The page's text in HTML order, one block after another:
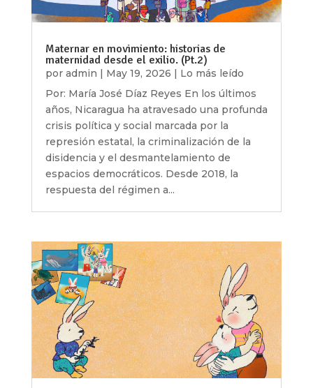
Maternar en movimiento: historias de
maternidad desde el exilio. (Pt.2)
por admin May 19, 2026
Lo más leído
Por: María José Díaz Reyes En los últimos
años, Nicaragua ha atravesado una profunda
crisis política y social marcada por la
represión estatal, la criminalización de la
disidencia y el desmantelamiento de
espacios democráticos. Desde 2018, la
respuesta del régimen a...